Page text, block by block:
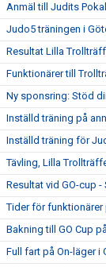
Anmäl till Judits
Judo5 träningen i
Resultat Lilla
Funktionärer till
Ny sponsring: Stöd
Inställd träning på
Inställd träning för
Tävling, Lilla
Resultat vid GO-cup
Tider för funktionärer
Bakning till GO Cup
Full fart på On-läger i